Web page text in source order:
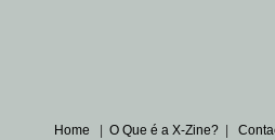
Home | O Que é a X-Zine? |